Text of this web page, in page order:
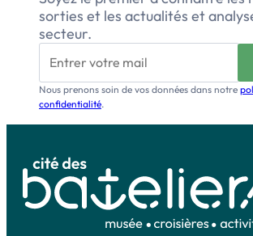
sorties et les actualités et
secteur.
Nous prenons soin de vos données dans notre
confidentialité.